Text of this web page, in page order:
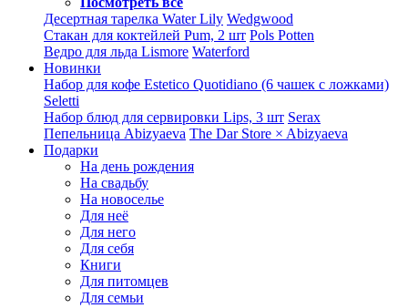
Десертная тарелка Water Lily Wedgwood
Стакан для коктейлей Pum, 2 шт Pols Potten
Ведро для льда Lismore Waterford
Новинки
Набор для кофе Estetico Quotidiano (6 чашек с ложками)
Seletti
Набор блюд для сервировки Lips, 3 шт Serax
Пепельница Abizyaeva The Dar Store × Abizyaeva
Подарки
На день рождения
На свадьбу
На новоселье
Для неё
Для него
Для себя
Книги
Для питомцев
Для семьи